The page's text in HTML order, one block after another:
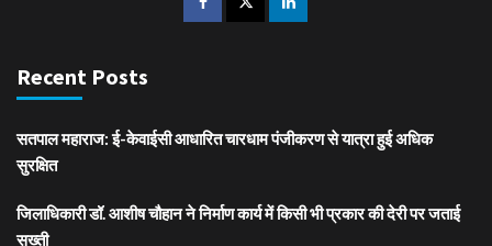
Recent Posts
सतपाल महाराज: ई-केवाईसी आधारित चारधाम पंजीकरण से यात्रा हुई अधिक
सुरक्षित
जिलाधिकारी डॉ. आशीष चौहान ने निर्माण कार्य में किसी भी प्रकार की देरी पर जताई
सख्ती